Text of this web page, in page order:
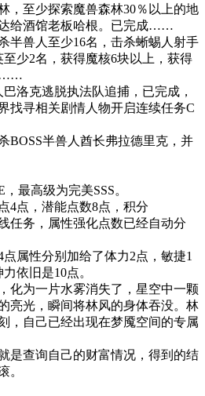
，至少探索魔兽森林30％以上的地
给酒馆老板哈根。已完成……
半兽人至少16名，击杀蜥蜴人射手
少2名，获得魔核6块以上，获得
……
洛克逃脱执法队追捕，已完成，
找寻相关剧情人物开启连续任务C
BOSS半兽人酋长弗拉德里克，并
最高级为完美SSS。
4点，潜能点数8点，积分
任务，属性强化点数已经自动分
属性分别加给了体力2点，敏捷1
依旧是10点。
化为一片水雾消失了，星空中一颗
亮光，瞬间将林风的身体吞没。林
，自己已经出现在梦魇空间的专属
是查询自己的财富情况，得到的结
。